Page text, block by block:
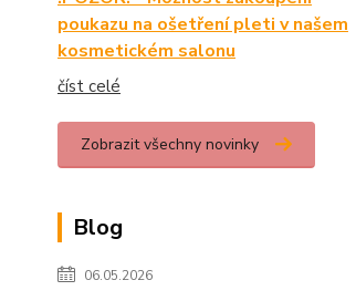
poukazu na ošetření pleti v našem
kosmetickém salonu
číst celé
Zobrazit všechny novinky
Blog
06.05.2026